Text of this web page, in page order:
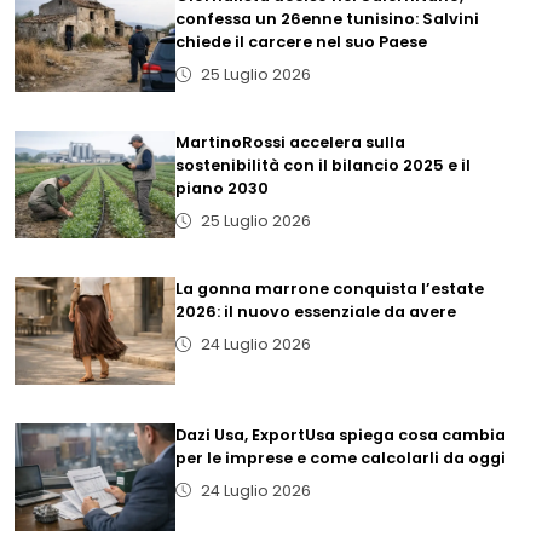
confessa un 26enne tunisino: Salvini
chiede il carcere nel suo Paese
25 Luglio 2026
MartinoRossi accelera sulla
sostenibilità con il bilancio 2025 e il
piano 2030
25 Luglio 2026
La gonna marrone conquista l’estate
2026: il nuovo essenziale da avere
24 Luglio 2026
Dazi Usa, ExportUsa spiega cosa cambia
per le imprese e come calcolarli da oggi
24 Luglio 2026